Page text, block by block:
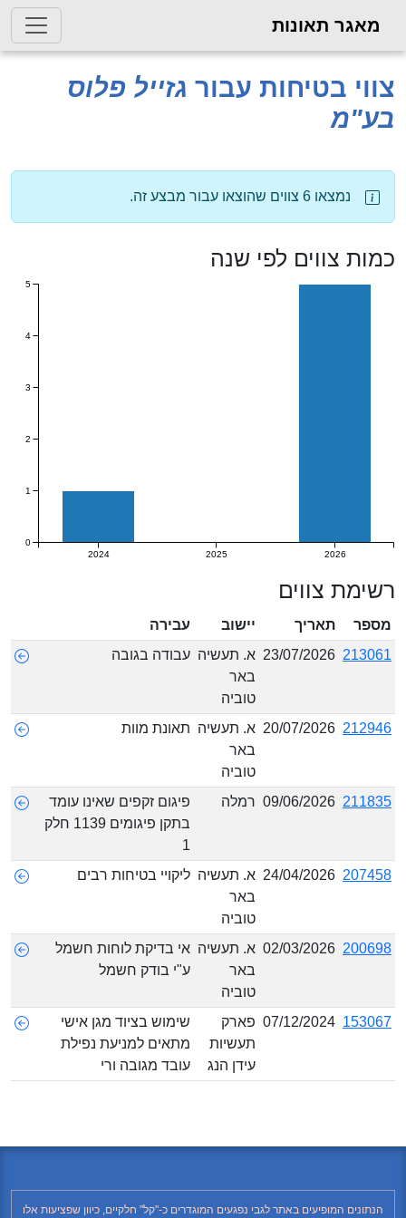
מאגר תאונות
צווי בטיחות עבור גזייל פלוס
בע"מ
נמצאו 6 צווים שהוצאו עבור מבצע זה.
כמות צווים לפי שנה
2024 2025 2026
0
1
2
3
4
5
רשימת צווים
מספר תאריך יישוב
עבירה
213061
23/07/2026 א. תעשיה
באר
טוביה
עבודה בגובה
212946
20/07/2026 א. תעשיה
באר
טוביה
תאונת מוות
211835
09/06/2026 רמלה
פיגום זקפים שאינו עומד
בתקן פיגומים 1139 חלק
1
207458
24/04/2026 א. תעשיה
באר
טוביה
ליקויי בטיחות רבים
200698
02/03/2026 א. תעשיה
באר
טוביה
אי בדיקת לוחות חשמל
ע"י בודק חשמל
153067
07/12/2024 פארק
תעשיות
עידן הנג
שימוש בציוד מגן אישי
מתאים למניעת נפילת
עובד מגובה ורי
הנתונים המופיעים באתר לגבי נפגעים המוגדרים כ-"קל" חלקיים, כיוון שפציעות אלו